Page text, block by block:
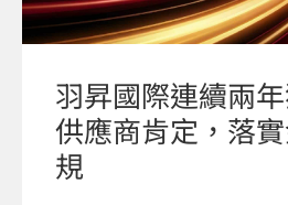
羽昇國際連續兩
供應商肯定，落
規